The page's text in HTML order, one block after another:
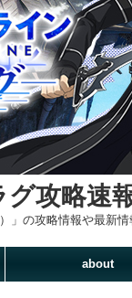
攻略速
の攻略情報や最新
about